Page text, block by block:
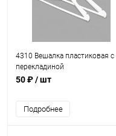
4310 Вешалка пластиковая с
перекладиной
50 ₽/ шт
Подробнее